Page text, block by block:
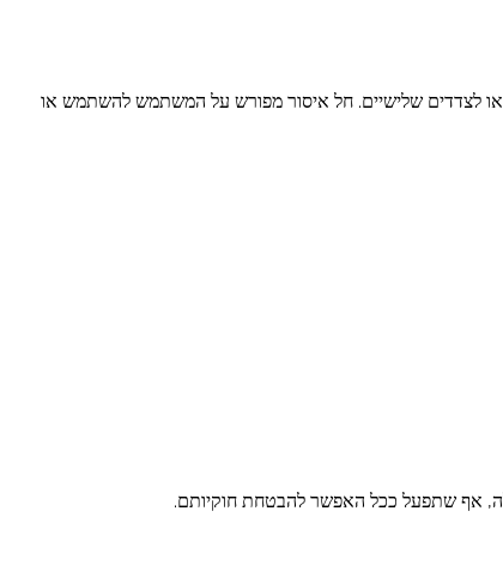
האתר עשוי לספק גישה למגוון רחב של טקסטים, גרפיקה, איורים, עיצובים, תמונות, תכני מולטימדיה ומידע (להלן: „התכנים”) השייכים ל-EVA SEGUROS או לצדדים שלישיים. חל איסור מפורש על המשתמש להשתמש או